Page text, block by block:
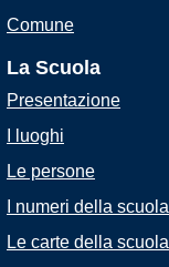
Comune
La Scuola
Presentazione
I luoghi
Le persone
I numeri della scuola
Le carte della scuola